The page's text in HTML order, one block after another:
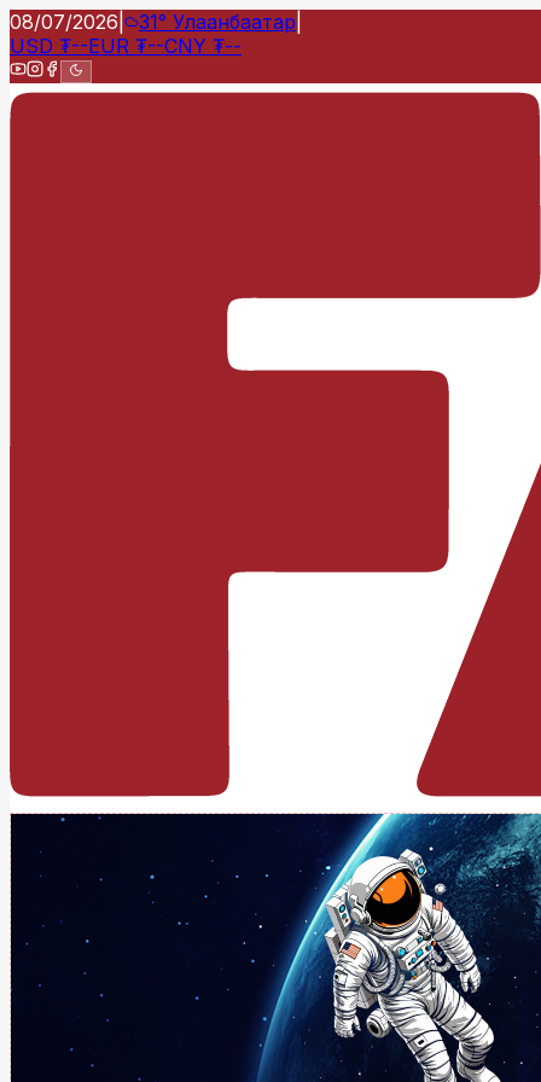
08/07/2026 31° Улаанбаатар
USD ₮--EUR ₮--CNY ₮--